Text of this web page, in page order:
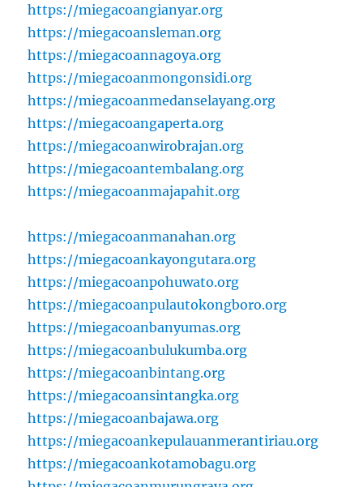
https://miegacoangianyar.org
https://miegacoansleman.org
https://miegacoannagoya.org
https://miegacoanmongonsidi.org
https://miegacoanmedanselayang.org
https://miegacoangaperta.org
https://miegacoanwirobrajan.org
https://miegacoantembalang.org
https://miegacoanmajapahit.org
https://miegacoanmanahan.org
https://miegacoankayongutara.org
https://miegacoanpohuwato.org
https://miegacoanpulautokongboro.org
https://miegacoanbanyumas.org
https://miegacoanbulukumba.org
https://miegacoanbintang.org
https://miegacoansintangka.org
https://miegacoanbajawa.org
https://miegacoankepulauanmerantiriau.org
https://miegacoankotamobagu.org